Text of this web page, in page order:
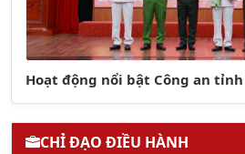
Hoạt động nổi bật Công an
CHỈ ĐẠO ĐIỀU HÀNH